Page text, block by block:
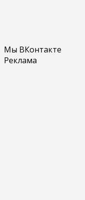
Мы ВКонтакте
Реклама